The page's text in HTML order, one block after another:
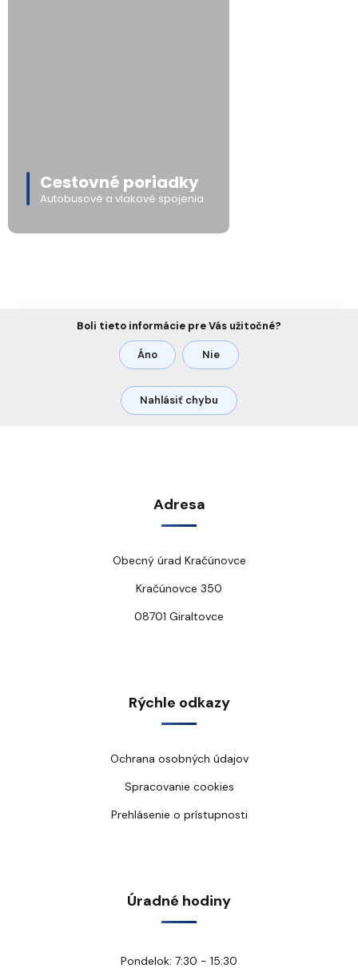
Cestovné poriadky
Autobusové a vlakové spojenia
Boli tieto informácie pre Vás užitočné?
Áno Nie
Nahlásiť chybu
Adresa
Obecný úrad Kračúnovce
Kračúnovce 350
08701 Giraltovce
Rýchle odkazy
Ochrana osobných údajov
Spracovanie cookies
Prehlásenie o prístupnosti
Úradné hodiny
Pondelok: 7:30 - 15:30